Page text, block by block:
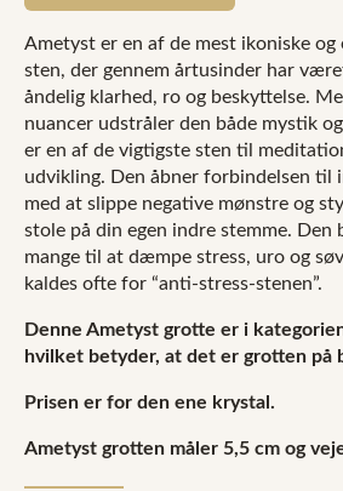
Ametyst er en af de mest ikoniske og
sten, der gennem årtusinder har
åndelig klarhed, ro og beskyttelse.
nuancer udstråler den både mystik
er en af de vigtigste sten til
udvikling. Den åbner forbindelsen
med at slippe negative mønstre og
stole på din egen indre stemme. Den
mange til at dæmpe stress, uro og
kaldes ofte for “anti-stress-stenen”.
Denne Ametyst grotte er i
hvilket betyder, at det er grotten på
Prisen er for den ene krystal.
Ametyst grotten måler 5,5 cm og